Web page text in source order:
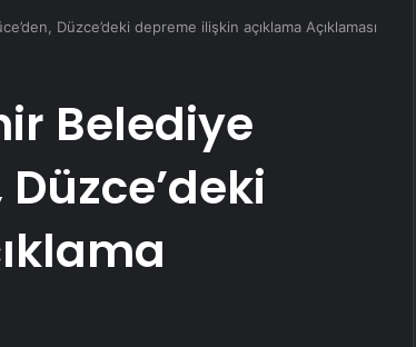
Düzce’deki depreme ilişkin açıklama Açıklaması
Belediye